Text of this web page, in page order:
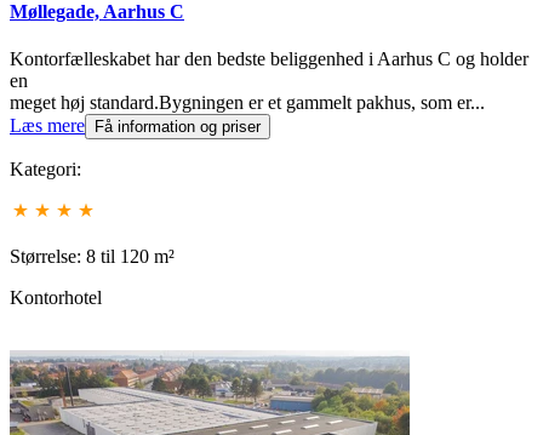
Møllegade, Aarhus C
Kontorfælleskabet har den bedste beliggenhed i Aarhus C og holder
en
meget høj standard.Bygningen er et gammelt pakhus, som er...
Læs mere
Få information og priser
Kategori:
Størrelse: 8 til 120 m²
Kontorhotel